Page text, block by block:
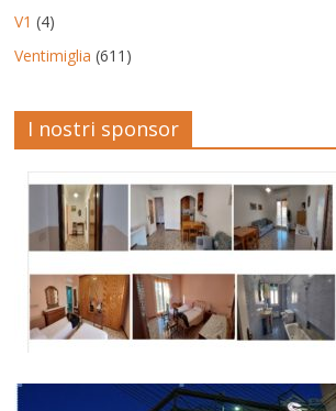
V1 (4)
Ventimiglia (611)
I nostri sponsor